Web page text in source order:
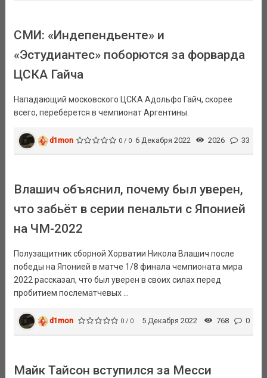
СМИ: «Индепендьенте» и
«Эстудиантес» поборются за форварда
ЦСКА Гайча
Нападающий московского ЦСКА Адольфо Гайч, скорее
всего, переберется в чемпионат Аргентины.
d1mon 0 / 0 6 Декабря 2022 2026 33
Влашич объяснил, почему был уверен,
что забьёт в серии пенальти с Японией
на ЧМ-2022
Полузащитник сборной Хорватии Никола Влашич после
победы на Японией в матче 1/8 финала чемпионата мира
2022 рассказал, что был уверен в своих силах перед
пробитием послематчевых ...
d1mon 0 / 0 5 Декабря 2022 768 0
Майк Тайсон вступился за Месси